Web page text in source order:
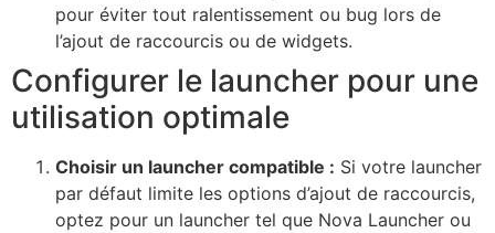
pour éviter tout ralentissement ou bug lors de
l’ajout de raccourcis ou de widgets.
Configurer le launcher pour une
utilisation optimale
Choisir un launcher compatible : Si votre launcher
par défaut limite les options d’ajout de raccourcis,
optez pour un launcher tel que Nova Launcher ou